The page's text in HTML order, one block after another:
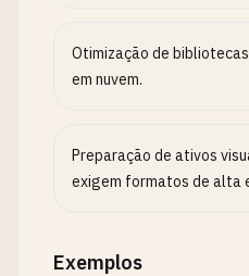
Otimização de
em nuvem.
Preparação de ativos
exigem formatos de alta
Exemplos